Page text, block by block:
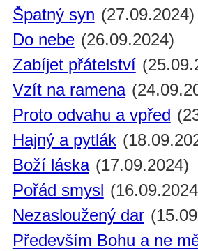
Špatný syn (27.09.2024)
Do nebe (26.09.2024)
Zabíjet přátelství
Vzít na ramena
Proto odvahu a vpřed
Hajný a pytlák
Boží láska (17.09.2024)
Pořád smysl
Nezasloužený dar
Především Bohu a ne